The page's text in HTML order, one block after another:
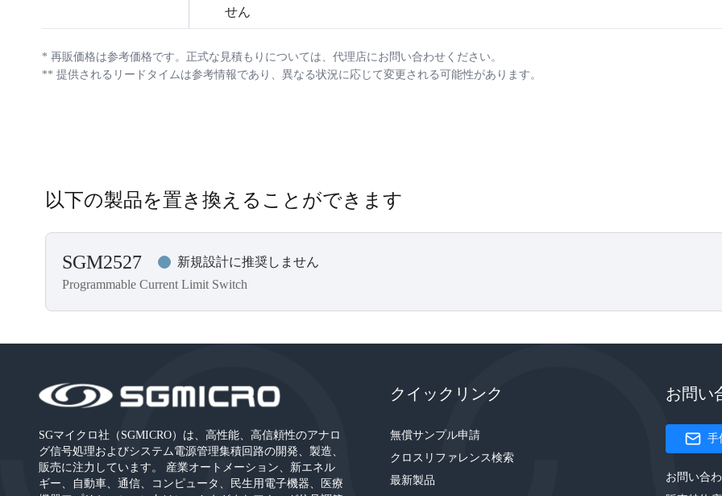
せん
* 再販価格は参考価格です。正式な見積もりについては、代理店にお問い合わせください。
** 提供されるリードタイムは参考情報であり、異なる状況に応じて変更される可能性があります。
以下の製品を置き換えることができます
SGM2527
新規設計に推奨しません
Programmable Current Limit Switch
SGマイクロ社（SGMICRO）は、高性能、高信頼性のアナロ
グ信号処理およびシステム電源管理集積回路の開発、製造、
販売に注力しています。 産業オートメーション、新エネル
ギー、自動車、通信、コンピュータ、民生用電子機器、医療
クイックリンク
無償サンプル申請
クロスリファレンス検索
最新製品
お問い
手
お問い合